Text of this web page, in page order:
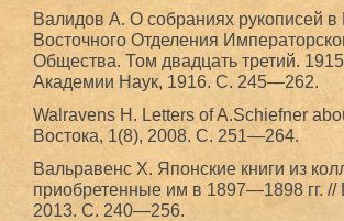
Валидов А. О собраниях рукописей в
Восточного Отделения
Общества. Том двадцать третий.
Академии Наук, 1916. С. 245—262.
Walravens H. Letters of A.Schiefner
Востока, 1(8), 2008. С. 251—264.
Вальравенс Х. Японские книги из
приобретенные им в 1897—1898 гг.
2013. С. 240—256.